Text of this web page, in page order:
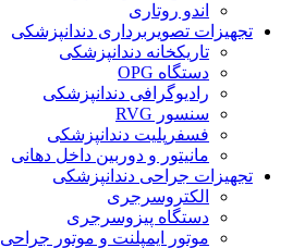
اندو روتاری
تجهیزات تصویربرداری دندانپزشکی
تاریکخانه دندانپزشکی
دستگاه OPG
رادیوگرافی دندانپزشکی
سنسور RVG
فسفرپلیت دندانپزشکی
مانیتور و دوربین داخل دهانی
تجهیزات جراحی دندانپزشکی
الکتروسرجری
دستگاه پیزوسرجری
موتور ایمپلنت و موتور جراحی